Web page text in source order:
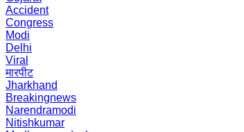
Accident
Congress
Modi
Delhi
Viral
मारपीट
Jharkhand
Breakingnews
Narendramodi
Nitishkumar